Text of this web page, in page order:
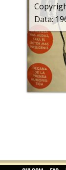
Data: